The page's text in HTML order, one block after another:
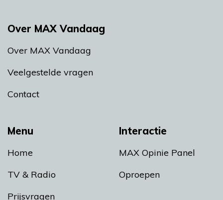
Menu
Home
TV & Radio
Prijsvragen
Interactie
MAX Opinie Panel
Oproepen
Over MAX Vandaag
Over MAX Vandaag
Veelgestelde vragen
Contact